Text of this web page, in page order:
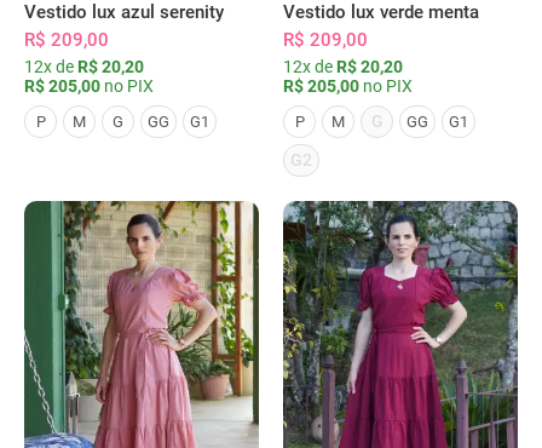
Vestido lux azul serenity
R$ 209,00
12x de R$ 20,20
R$ 205,00 no PIX
P M G GG G1
Vestido lux verde menta
R$ 209,00
12x de R$ 20,20
R$ 205,00 no PIX
P M G GG G1
G2